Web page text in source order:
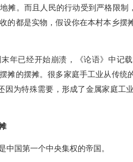
摊。而且人民的行动受到严格限制
的都是实物，假设你在本村本乡
年已经开始崩溃，《论语》中记
摊的摆摊。很多家庭手工业从传统
为特殊需要，形成了金属家庭工
中国第一个中央集权的帝国。